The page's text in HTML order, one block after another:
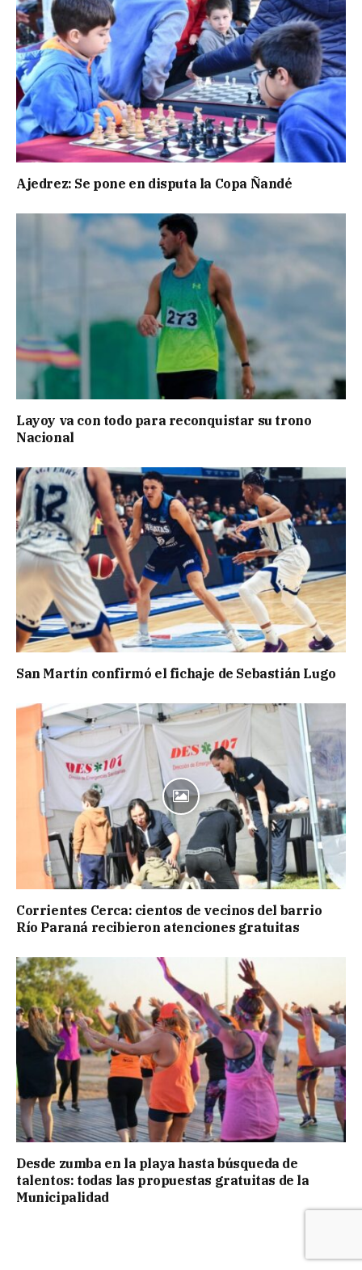
Ajedrez: Se pone en disputa la Copa Ñandé
Layoy va con todo para reconquistar su trono
Nacional
San Martín confirmó el fichaje de Sebastián Lugo
Corrientes Cerca: cientos de vecinos del barrio
Río Paraná recibieron atenciones gratuitas
Desde zumba en la playa hasta búsqueda de
talentos: todas las propuestas gratuitas de la
Municipalidad